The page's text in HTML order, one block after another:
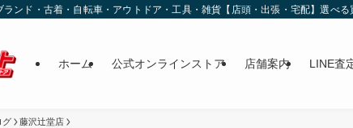
ンド・古着・自転車・アウトドア・工具・雑貨【店頭・出張・宅配】選べる
ホーム 公式オンラインストア 店舗案内 LINE査
グ 藤沢辻堂店